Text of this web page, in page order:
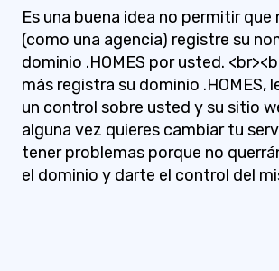
Es una buena idea no permitir que
(como una agencia) registre su
dominio .HOMES por usted.
más registra su dominio .HOMES,
un control sobre usted y su sitio
alguna vez quieres cambiar tu
tener problemas porque no
el dominio y darte el control del